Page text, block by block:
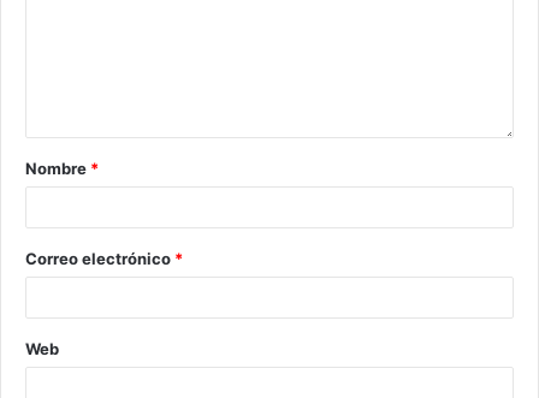
Nombre *
Correo electrónico *
Web